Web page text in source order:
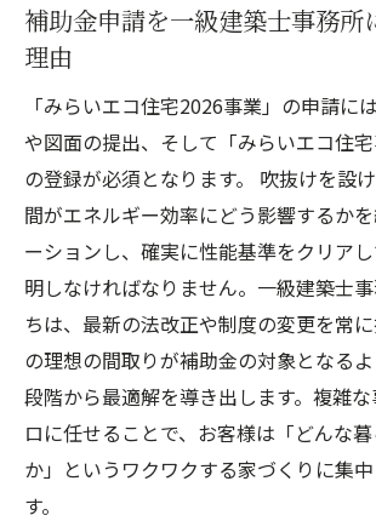
補助金申請を一級建築士事務所
理由
「みらいエコ住宅2026事業」の申請に
や図面の提出、そして「みらいエコ住
の登録が必須となります。 吹抜けを設
間がエネルギー効率にどう影響するか
ーションし、確実に性能基準をクリア
明しなければなりません。一級建築士
ちは、最新の法改正や制度の変更を常
の理想の間取りが補助金の対象となる
段階から最適解を導き出します。複雑
ロに任せることで、お客様は「どんな
か」というワクワクする家づくりに集
す。